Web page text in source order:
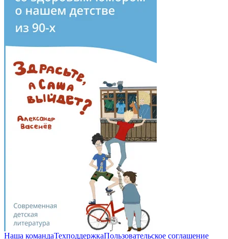
Наша командаТехподдержкаПользовательское соглашение